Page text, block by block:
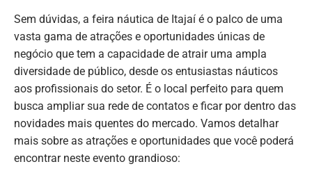
Sem dúvidas, a feira náutica de Itajaí é o palco de uma
vasta gama de atrações e oportunidades únicas de
negócio que tem a capacidade de atrair uma ampla
diversidade de público, desde os entusiastas náuticos
aos profissionais do setor. É o local perfeito para quem
busca ampliar sua rede de contatos e ficar por dentro das
novidades mais quentes do mercado. Vamos detalhar
mais sobre as atrações e oportunidades que você poderá
encontrar neste evento grandioso: